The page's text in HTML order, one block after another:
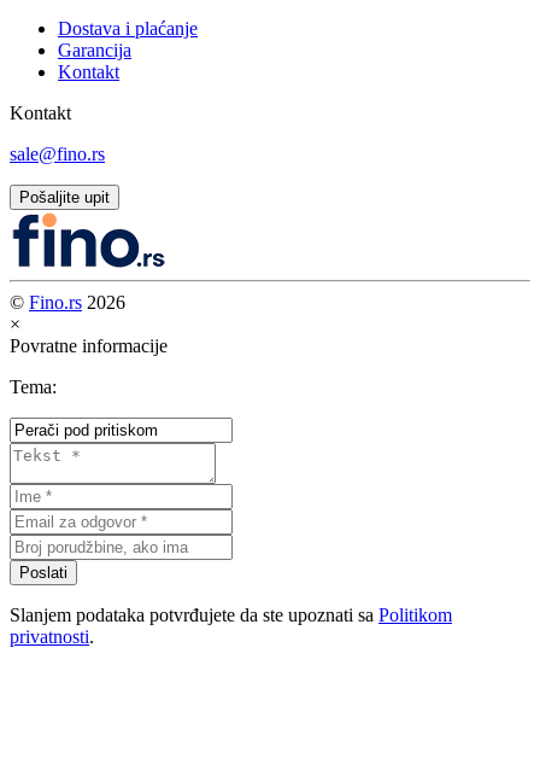
Dostava i plaćanje
Garancija
Kontakt
Kontakt
sale@fino.rs
Pošaljite upit
© Fino.rs 2026
×
Povratne informacije
Tema:
Poslati
Slanjem podataka potvrđujete da ste upoznati sa Politikom
privatnosti.